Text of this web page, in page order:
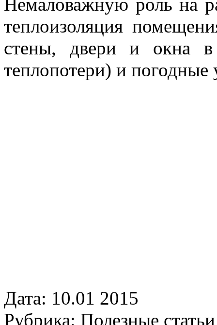
теплоизоляция
стены, двери и окна
теплопотери) и погодные
Дата: 10.01 2015
Рубрика: Полезные статьи